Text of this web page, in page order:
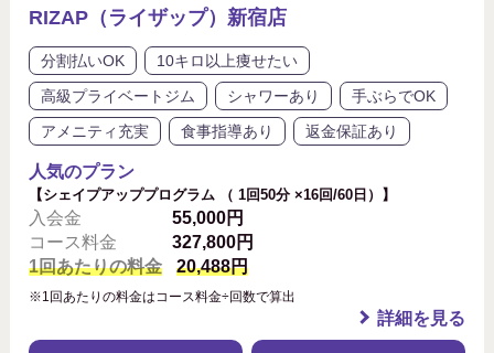
RIZAP（ライザップ）新宿店
分割払いOK
10キロ以上痩せたい
高級プライベートジム
シャワーあり
手ぶらでOK
アメニティ充実
食事指導あり 返金保証あり
人気のプラン
【シェイプアッププログラム （ 1回50分 ×16回/60日）】
入会金
55,000円
コース料金
327,800円
1回あたりの料金
20,488円
※1回あたりの料金はコース料金÷回数で算出
詳細を見る